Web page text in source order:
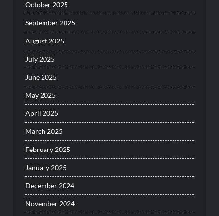
October 2025
September 2025
August 2025
July 2025
June 2025
May 2025
April 2025
March 2025
February 2025
January 2025
December 2024
November 2024